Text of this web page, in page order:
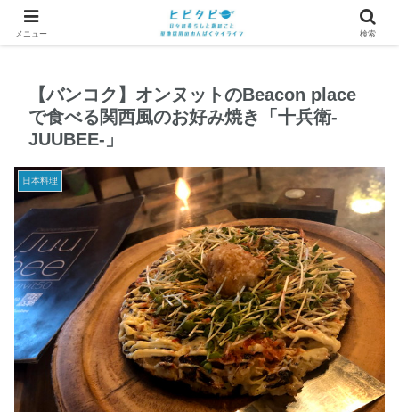
【バンコク】オンヌットのBeacon place
で食べる関西風のお好み焼き「十兵衛-
JUUBEE-」
日本料理
メニュー 検索